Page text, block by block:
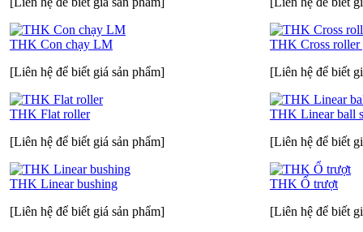
THK Con chạy LM
[Liên hệ để biết giá sản phẩm]
THK Cross roller
[Liên hệ để biết
THK Flat roller
[Liên hệ để biết giá sản phẩm]
THK Linear ball
[Liên hệ để biết
THK Linear bushing
[Liên hệ để biết giá sản phẩm]
THK Ổ trượt
[Liên hệ để biết